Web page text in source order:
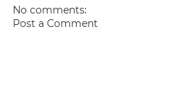
No comments:
Post a Comment